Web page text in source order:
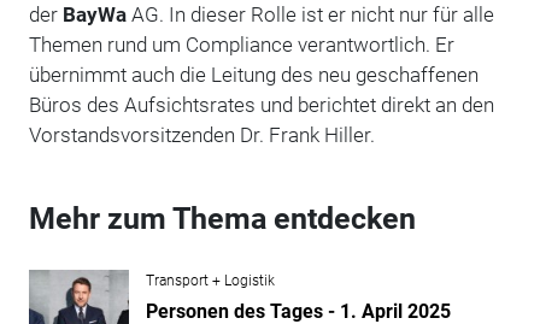
der BayWaAG. In dieser Rolle ist er nicht nur für alle
Themen rund um Compliance verantwortlich. Er
übernimmt auch die Leitung des neu geschaffenen
Büros des Aufsichtsrates und berichtet direkt an den
Vorstandsvorsitzenden Dr. Frank Hiller.
Mehr zum Thema entdecken
Transport + Logistik
Personen des Tages - 1. April 2025